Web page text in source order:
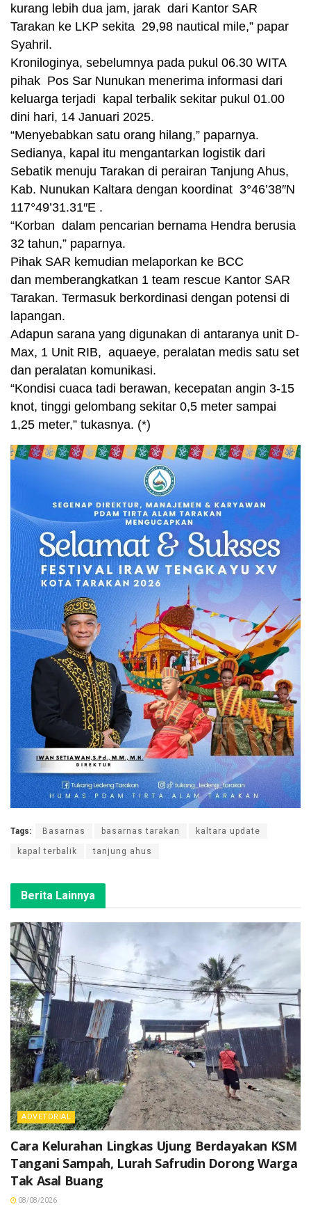
kurang lebih dua jam, jarak dari Kantor SAR
Tarakan ke LKP sekita 29,98 nautical mile,” papar
Syahril.
Kroniloginya, sebelumnya pada pukul 06.30 WITA
pihak Pos Sar Nunukan menerima informasi dari
keluarga terjadi kapal terbalik sekitar pukul 01.00
dini hari, 14 Januari 2025.
“Menyebabkan satu orang hilang,” paparnya.
Sedianya, kapal itu mengantarkan logistik dari
Sebatik menuju Tarakan di perairan Tanjung Ahus,
Kab. Nunukan Kaltara dengan koordinat 3°46’38″N
117°49’31.31″E .
“Korban dalam pencarian bernama Hendra berusia
32 tahun,” paparnya.
Pihak SAR kemudian melaporkan ke BCC
dan memberangkatkan 1 team rescue Kantor SAR
Tarakan. Termasuk berkordinasi dengan potensi di
lapangan.
Adapun sarana yang digunakan di antaranya unit D-
Max, 1 Unit RIB, aquaeye, peralatan medis satu set
dan peralatan komunikasi.
“Kondisi cuaca tadi berawan, kecepatan angin 3-15
knot, tinggi gelombang sekitar 0,5 meter sampai
1,25 meter,” tukasnya. (*)
Tags: Basarnas basarnas tarakan kaltara update
kapal terbalik tanjung ahus
Berita Lainnya
ADVETORIAL
Cara Kelurahan Lingkas Ujung Berdayakan KSM
Tangani Sampah, Lurah Safrudin Dorong Warga
Tak Asal Buang
08/08/2026